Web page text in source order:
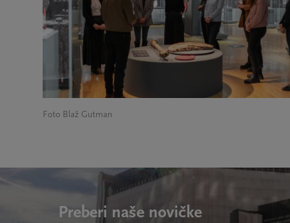
Foto Blaž Gutman
Preberi naše novičke